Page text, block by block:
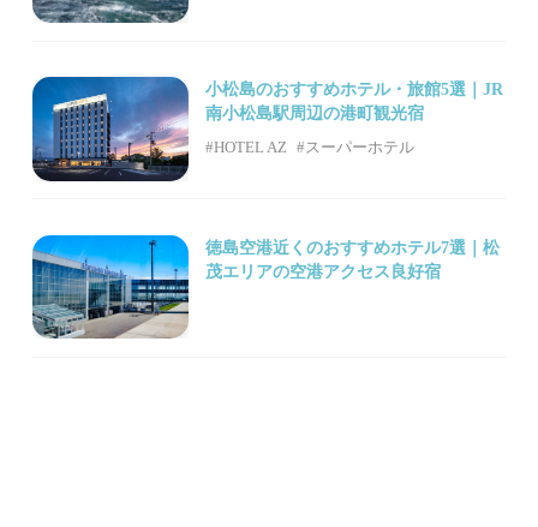
小松島のおすすめホテル・旅館5選｜JR
南小松島駅周辺の港町観光宿
#HOTEL AZ #スーパーホテル
徳島空港近くのおすすめホテル7選｜松
茂エリアの空港アクセス良好宿